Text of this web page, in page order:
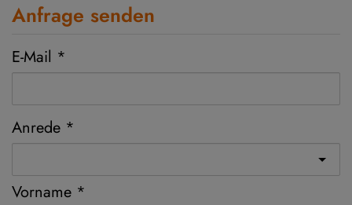
Anfrage senden
E-Mail
Anrede
Vorname